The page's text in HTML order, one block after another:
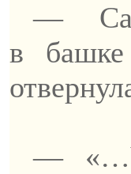
—
в башке
—